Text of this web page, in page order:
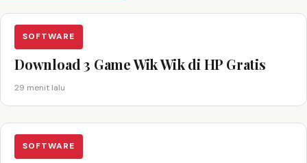
SOFTWARE
Download 3 Game Wik Wik di HP Gratis
29 menit lalu
SOFTWARE